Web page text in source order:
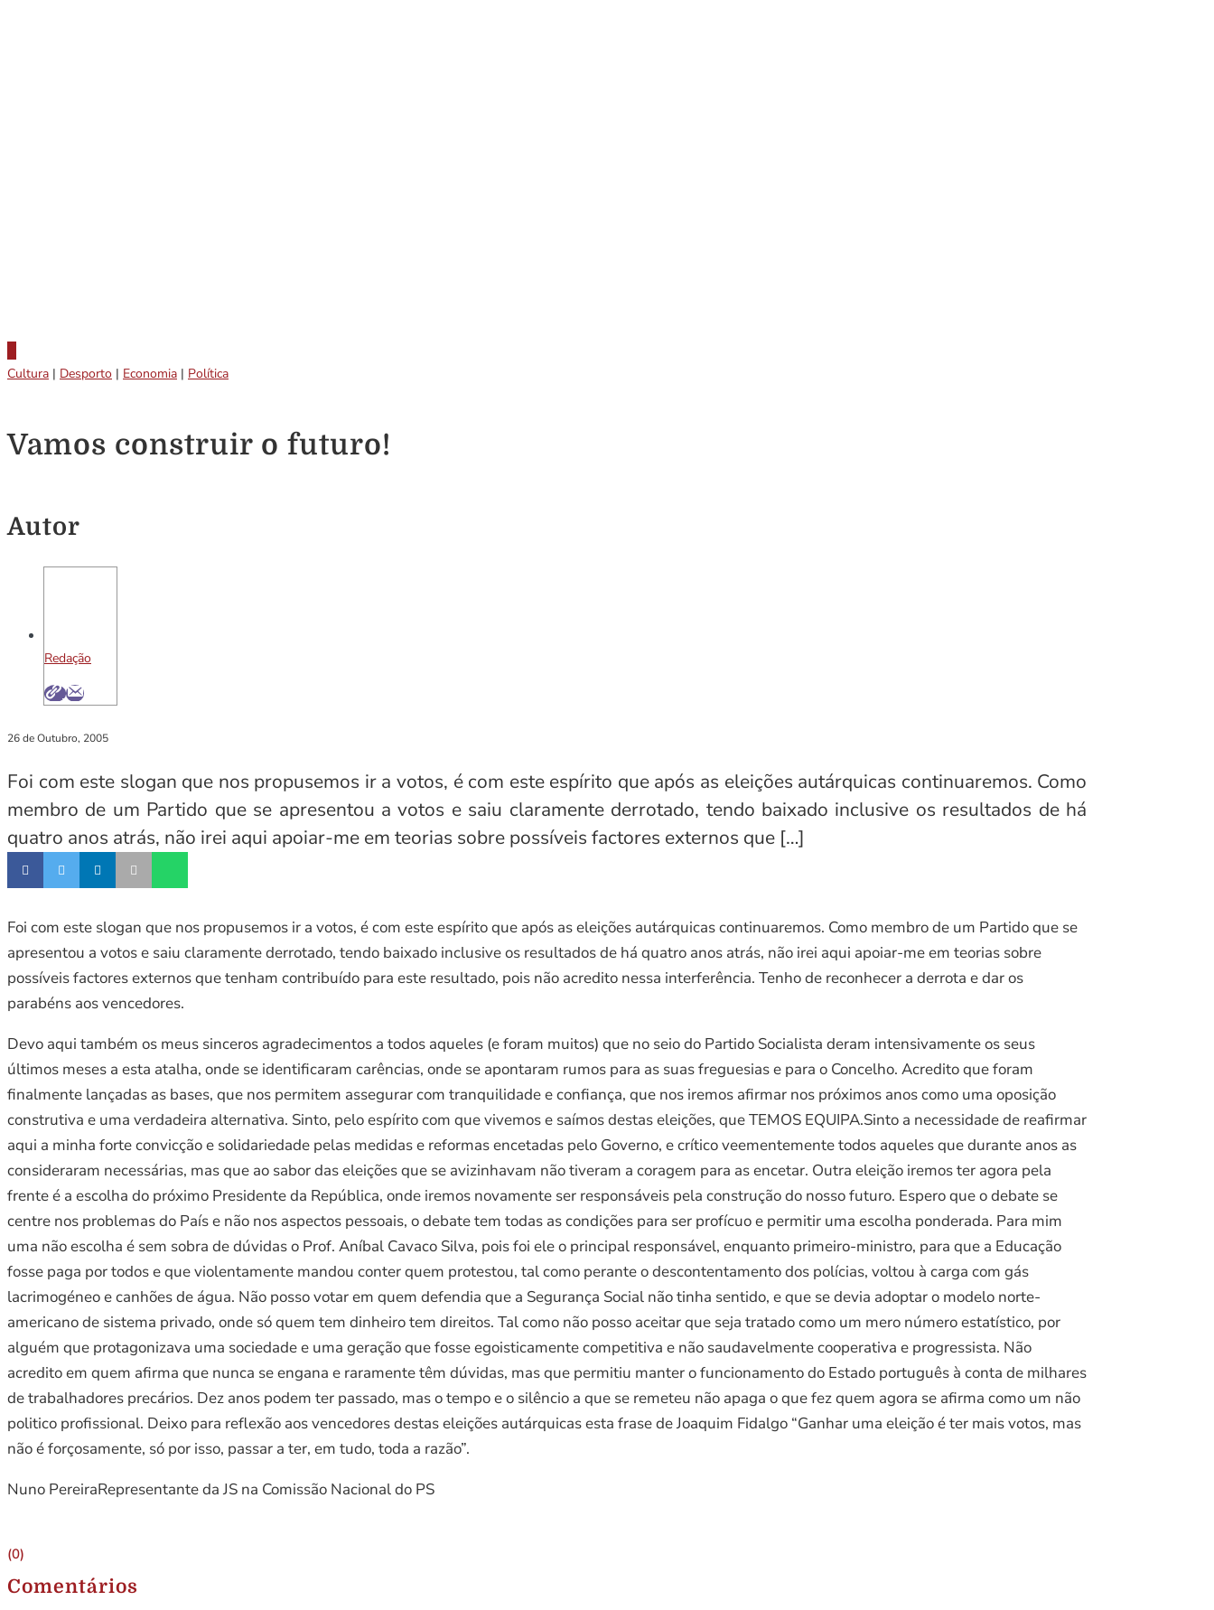
Cultura | Desporto | Economia | Política
Vamos construir o futuro!
Autor
Redação
26 de Outubro, 2005
Foi com este slogan que nos propusemos ir a votos, é com este espírito que após as eleições autárquicas continuaremos. Como
membro de um Partido que se apresentou a votos e saiu claramente derrotado, tendo baixado inclusive os resultados de há
quatro anos atrás, não irei aqui apoiar-me em teorias sobre possíveis factores externos que […]
Foi com este slogan que nos propusemos ir a votos, é com este espírito que após as eleições autárquicas continuaremos. Como membro de um Partido que se
apresentou a votos e saiu claramente derrotado, tendo baixado inclusive os resultados de há quatro anos atrás, não irei aqui apoiar-me em teorias sobre
possíveis factores externos que tenham contribuído para este resultado, pois não acredito nessa interferência. Tenho de reconhecer a derrota e dar os
parabéns aos vencedores.
Devo aqui também os meus sinceros agradecimentos a todos aqueles (e foram muitos) que no seio do Partido Socialista deram intensivamente os seus
últimos meses a esta atalha, onde se identificaram carências, onde se apontaram rumos para as suas freguesias e para o Concelho. Acredito que foram
finalmente lançadas as bases, que nos permitem assegurar com tranquilidade e confiança, que nos iremos afirmar nos próximos anos como uma oposição
construtiva e uma verdadeira alternativa. Sinto, pelo espírito com que vivemos e saímos destas eleições, que TEMOS EQUIPA.Sinto a necessidade de reafirmar
aqui a minha forte convicção e solidariedade pelas medidas e reformas encetadas pelo Governo, e crítico veementemente todos aqueles que durante anos as
consideraram necessárias, mas que ao sabor das eleições que se avizinhavam não tiveram a coragem para as encetar. Outra eleição iremos ter agora pela
frente é a escolha do próximo Presidente da República, onde iremos novamente ser responsáveis pela construção do nosso futuro. Espero que o debate se
centre nos problemas do País e não nos aspectos pessoais, o debate tem todas as condições para ser profícuo e permitir uma escolha ponderada. Para mim
uma não escolha é sem sobra de dúvidas o Prof. Aníbal Cavaco Silva, pois foi ele o principal responsável, enquanto primeiro-ministro, para que a Educação
fosse paga por todos e que violentamente mandou conter quem protestou, tal como perante o descontentamento dos polícias, voltou à carga com gás
lacrimogéneo e canhões de água. Não posso votar em quem defendia que a Segurança Social não tinha sentido, e que se devia adoptar o modelo norte-
americano de sistema privado, onde só quem tem dinheiro tem direitos. Tal como não posso aceitar que seja tratado como um mero número estatístico, por
alguém que protagonizava uma sociedade e uma geração que fosse egoisticamente competitiva e não saudavelmente cooperativa e progressista. Não
acredito em quem afirma que nunca se engana e raramente têm dúvidas, mas que permitiu manter o funcionamento do Estado português à conta de milhares
de trabalhadores precários. Dez anos podem ter passado, mas o tempo e o silêncio a que se remeteu não apaga o que fez quem agora se afirma como um não
politico profissional. Deixo para reflexão aos vencedores destas eleições autárquicas esta frase de Joaquim Fidalgo “Ganhar uma eleição é ter mais votos, mas
não é forçosamente, só por isso, passar a ter, em tudo, toda a razão”.
Nuno PereiraRepresentante da JS na Comissão Nacional do PS
(0)
Comentários